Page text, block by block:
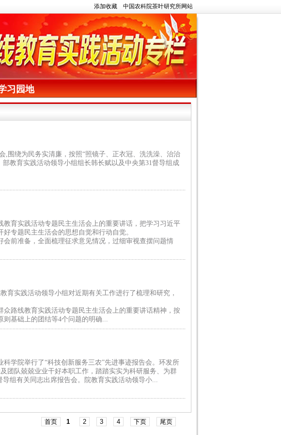
中国农科院茶叶研究所网站
添加收藏
习园地
,围绕为民务实清廉，按照“照镜子、正衣冠、洗洗澡、治治
教育实践活动领导小组组长韩长赋以及中央第31督导组成
育实践活动专题民主生活会上的重要讲话，把学习习近平
专题民主生活会的思想自觉和行动自觉。
前准备，全面梳理征求意见情况，过细审视查摆问题情
育实践活动领导小组对近期有关工作进行了梳理和研究，
路线教育实践活动专题民主生活会上的重要讲话精神，按
基础上的团结等4个问题的明确...
学院举行了“科技创新服务三农”先进事迹报告会。环发所
团队兢兢业业干好本职工作，踏踏实实为科研服务、为群
组有关同志出席报告会。院教育实践活动领导小...
首页 1 2 3 4 下页 尾页